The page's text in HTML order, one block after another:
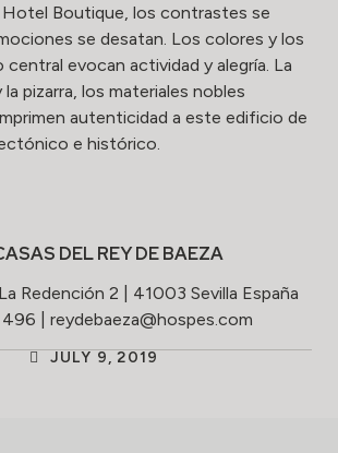
Boutique, los contrastes se
se desatan. Los colores y los
central evocan actividad y alegría. La
la pizarra, los materiales nobles
autenticidad a este edificio de
e histórico.
DEL REY DE BAEZA
Redención 2 | 41003 Sevilla España
| reydebaeza@hospes.com
JULY 9, 2019